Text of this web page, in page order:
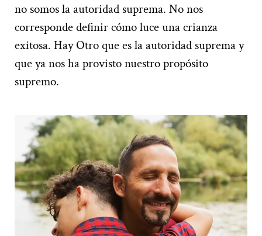
no somos la autoridad suprema. No nos
corresponde definir cómo luce una crianza
exitosa. Hay Otro que es la autoridad suprema y
que ya nos ha provisto nuestro propósito
supremo.